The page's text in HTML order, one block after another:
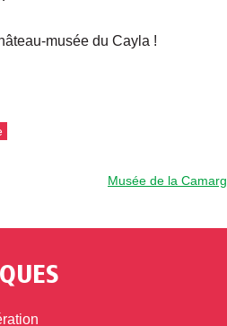
musée du Cayla !
Musée de la